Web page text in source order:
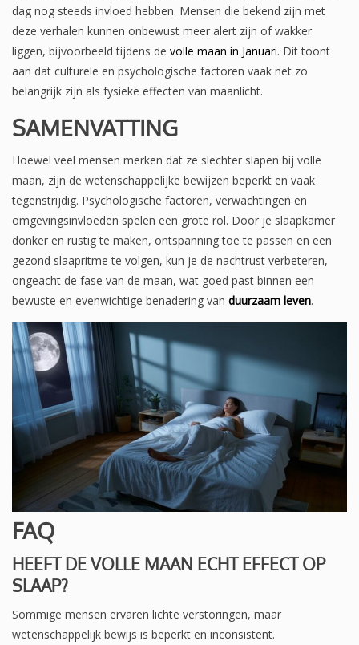
dag nog steeds invloed hebben. Mensen die bekend zijn met
deze verhalen kunnen onbewust meer alert zijn of wakker
liggen, bijvoorbeeld tijdens de volle maan in Januari. Dit toont
aan dat culturele en psychologische factoren vaak net zo
belangrijk zijn als fysieke effecten van maanlicht.
SAMENVATTING
Hoewel veel mensen merken dat ze slechter slapen bij volle
maan, zijn de wetenschappelijke bewijzen beperkt en vaak
tegenstrijdig. Psychologische factoren, verwachtingen en
omgevingsinvloeden spelen een grote rol. Door je slaapkamer
donker en rustig te maken, ontspanning toe te passen en een
gezond slaapritme te volgen, kun je de nachtrust verbeteren,
ongeacht de fase van de maan, wat goed past binnen een
bewuste en evenwichtige benadering van duurzaam leven.
FAQ
HEEFT DE VOLLE MAAN ECHT EFFECT OP
SLAAP?
Sommige mensen ervaren lichte verstoringen, maar
wetenschappelijk bewijs is beperkt en inconsistent.